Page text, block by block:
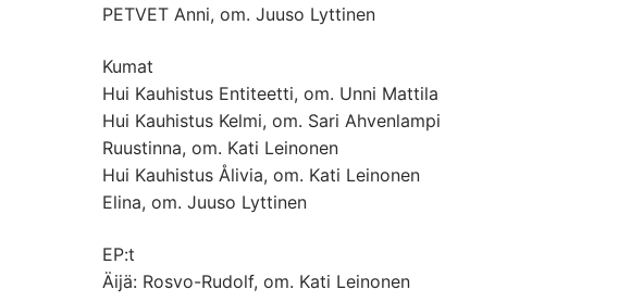
PETVET Anni, om. Juuso Lyttinen
Kumat
Hui Kauhistus Entiteetti, om. Unni Mattila
Hui Kauhistus Kelmi, om. Sari Ahvenlampi
Ruustinna, om. Kati Leinonen
Hui Kauhistus Ålivia, om. Kati Leinonen
Elina, om. Juuso Lyttinen
EP:t
Äijä: Rosvo-Rudolf, om. Kati Leinonen